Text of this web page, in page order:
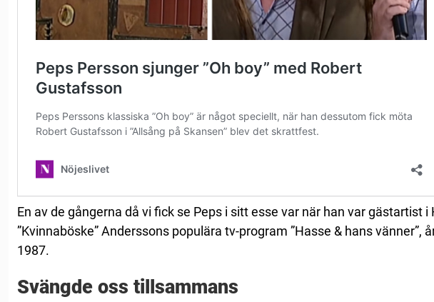
En av de gångerna då vi fick se Peps i sitt esse var när han var gästartist i
”Kvinnaböske” Anderssons populära tv-program ”Hasse & hans vänner”,
1987.
Svängde oss tillsammans